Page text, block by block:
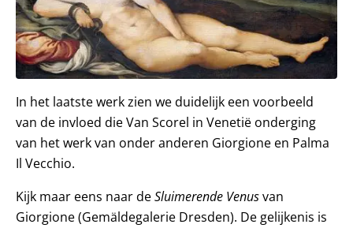
In het laatste werk zien we duidelijk een voorbeeld
van de invloed die Van Scorel in Venetië onderging
van het werk van onder anderen Giorgione en Palma
Il Vecchio.
Kijk maar eens naar deSluimerende Venusvan
Giorgione (Gemäldegalerie Dresden). De gelijkenis is